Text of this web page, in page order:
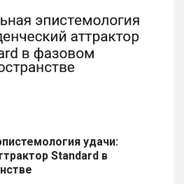
удачи:
Standard в